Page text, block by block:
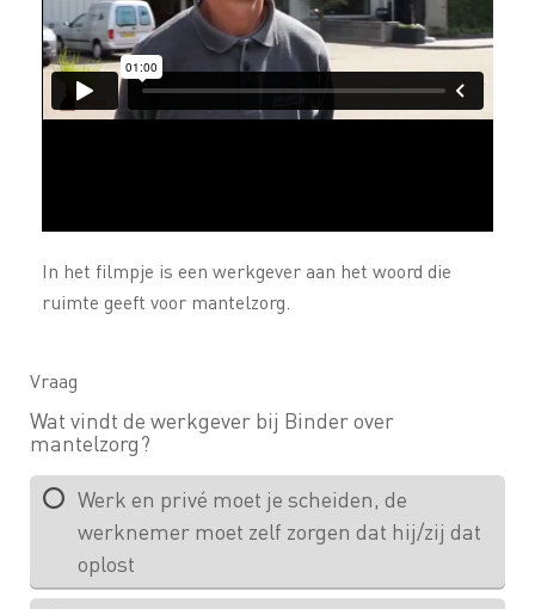
In het filmpje is een werkgever aan het woord die
ruimte geeft voor mantelzorg.
Vraag